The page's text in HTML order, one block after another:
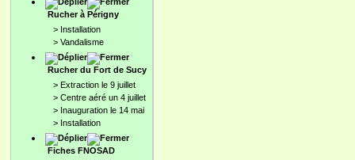
Rucher à Périgny
> Installation
> Vandalisme
Rucher du Fort de Sucy
> Extraction le 9 juillet
> Centre aéré un 4 juillet
> Inauguration le 14 mai
> Installation
Fiches FNOSAD